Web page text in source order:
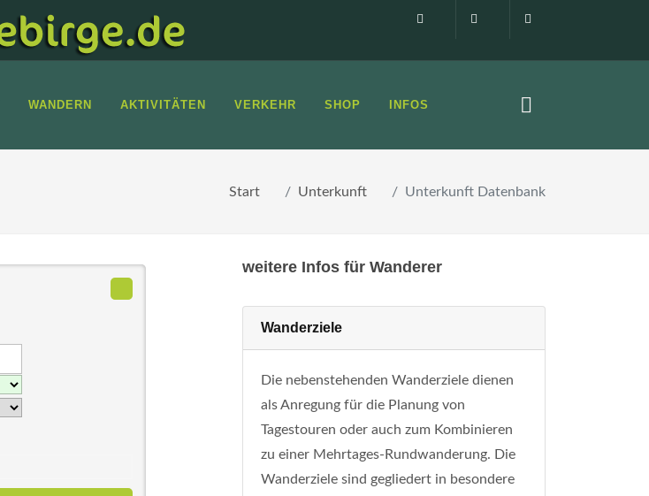
Impressum0160 99873408
WANDERN AKTIVITÄTEN VERKEHR SHOP INFOS
Start Unterkunft Unterkunft Datenbank
weitere Infos für Wanderer
Wanderziele
Die nebenstehenden Wanderziele dienen
als Anregung für die Planung von
Tagestouren oder auch zum Kombinieren
zu einer Mehrtages-Rundwanderung. Die
Wanderziele sind gegliedert in besondere